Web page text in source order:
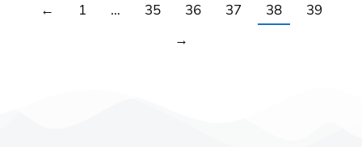
← 1 … 35 36 37 38
39
→